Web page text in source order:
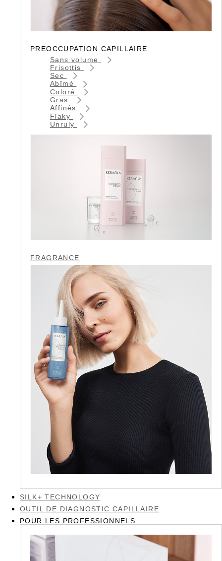
PREOCCUPATION CAPILLAIRE
Sans volume
Frisottis
Sec
Abîmé
Coloré
Gras
Affinés
Flaky
Unruly
FRAGRANCE
SILK+ TECHNOLOGY
OUTIL DE DIAGNOSTIC CAPILLAIRE
POUR LES PROFESSIONNELS